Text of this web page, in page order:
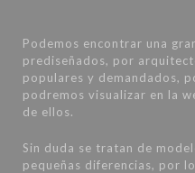
Podemos encontrar una
prediseñados, por
populares y demandados,
podremos visualizar en la
de ellos.
Sin duda se tratan de
pequeñas diferencias, por